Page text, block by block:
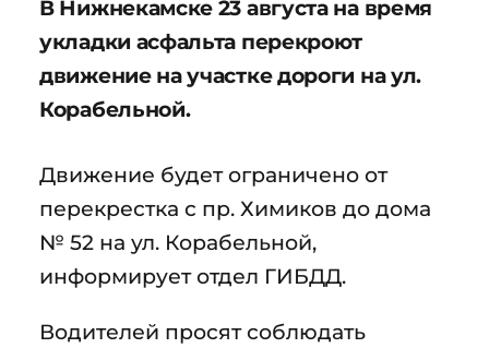
В Нижнекамске 23 августа на время
укладки асфальта перекроют
движение на участке дороги на ул.
Корабельной.
Движение будет ограничено от
перекрестка с пр. Химиков до дома
№ 52 на ул. Корабельной,
информирует отдел ГИБДД.
Водителей просят соблюдать